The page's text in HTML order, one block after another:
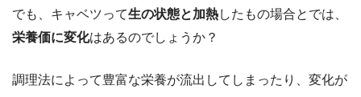
でも、キャベツって生の状態と加熱したもの場合とでは、
栄養価に変化はあるのでしょうか？
調理法によって豊富な栄養が流出してしまったり、変化が